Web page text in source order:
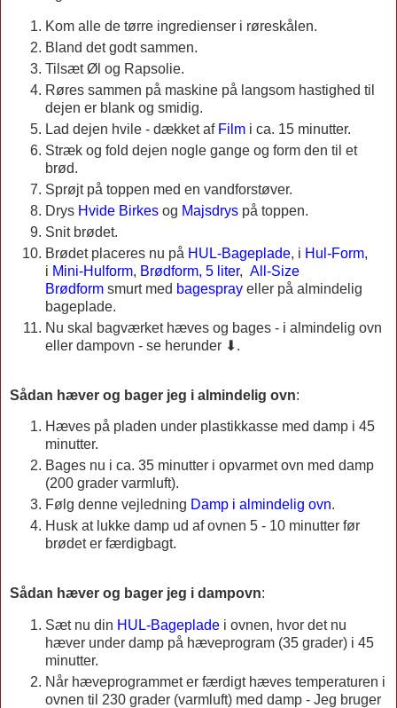
Kom alle de tørre ingredienser i røreskålen.
Bland det godt sammen.
Tilsæt Øl og Rapsolie.
Røres sammen på maskine på langsom hastighed til
dejen er blank og smidig.
Lad dejen hvile - dækket af Film i ca. 15 minutter.
Stræk og fold dejen nogle gange og form den til et
brød.
Sprøjt på toppen med en vandforstøver.
Drys Hvide Birkes og Majsdrys på toppen.
Snit brødet.
Brødet placeres nu på HUL-Bageplade, i Hul-Form,
i Mini-Hulform, Brødform, 5 liter, All-Size
Brødform smurt med bagespray eller på almindelig
bageplade.
Nu skal bagværket hæves og bages - i almindelig ovn
eller dampovn - se herunder ⬇.
Sådan hæver og bager jeg i almindelig ovn:
Hæves på pladen under plastikkasse med damp i 45
minutter.
Bages nu i ca. 35 minutter i opvarmet ovn med damp
(200 grader varmluft).
Følg denne vejledning Damp i almindelig ovn.
Husk at lukke damp ud af ovnen 5 - 10 minutter før
brødet er færdigbagt.
Sådan hæver og bager jeg i dampovn:
Sæt nu din HUL-Bageplade i ovnen, hvor det nu
hæver under damp på hæveprogram (35 grader) i 45
minutter.
Når hæveprogrammet er færdigt hæves temperaturen i
ovnen til 230 grader (varmluft) med damp - Jeg bruger